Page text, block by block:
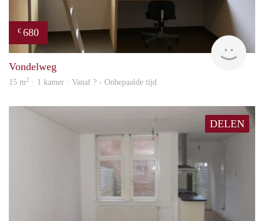
€ 680
Vondelweg
15 m2 · 1 kamer · Vanaf ? - Onbepaalde tijd
DELEN